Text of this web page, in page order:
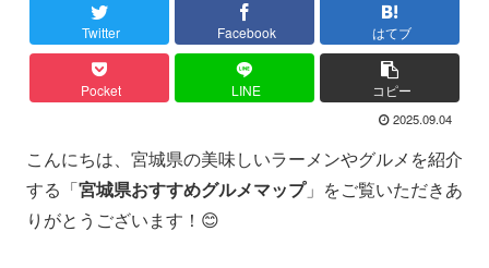
Twitter Facebook はてブ
Pocket LINE コピー
2025.09.04
こんにちは、宮城県の美味しいラーメンやグルメを紹介
する「宮城県おすすめグルメマップ」をご覧いただきあ
りがとうございます！😊